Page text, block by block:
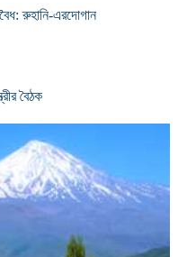
রুহানি-এরদোগান
বৈঠক